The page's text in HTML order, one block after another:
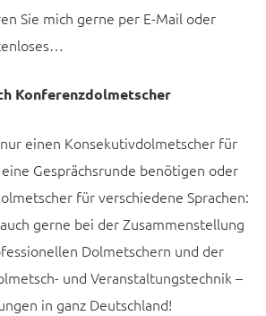
Sie mich gerne per E-Mail oder
Konferenzdolmetscher
nur einen Konsekutivdolmetscher für
Gesprächsrunde benötigen oder
für verschiedene Sprachen:
gerne bei der Zusammenstellung
Dolmetschern und der
und Veranstaltungstechnik –
in ganz Deutschland!